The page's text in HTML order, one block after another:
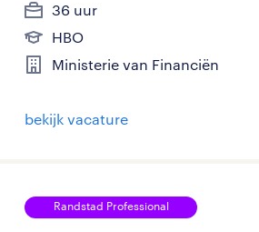
36 uur
HBO
Ministerie van Financiën
bekijk vacature
Randstad Professional